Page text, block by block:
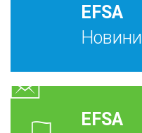
EFSA
Новини
EFSA